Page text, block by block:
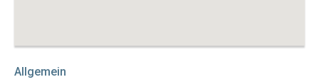
Allgemein